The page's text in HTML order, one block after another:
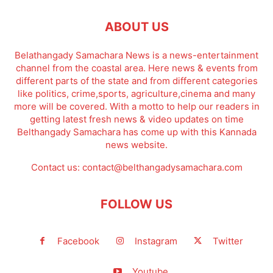
ABOUT US
Belathangady Samachara News is a news-entertainment
channel from the coastal area. Here news & events from
different parts of the state and from different categories
like politics, crime,sports, agriculture,cinema and many
more will be covered. With a motto to help our readers in
getting latest fresh news & video updates on time
Belthangady Samachara has come up with this Kannada
news website.
Contact us: contact@belthangadysamachara.com
FOLLOW US
Facebook Instagram Twitter